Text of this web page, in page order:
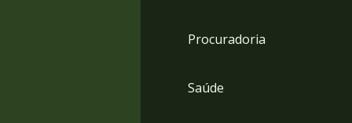
Procuradoria
Saúde